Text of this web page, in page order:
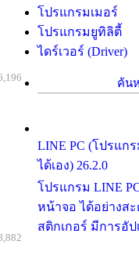
โปรแกรมเมอร์
โปรแกรมยูทิลิตี้
ไดร์เวอร์ (Driver)
ค้น
LINE PC (โปรแก
ได้เอง) 26.2.0
โปรแกรม LINE
หน้าจอ ได้อย่างส
สติกเกอร์ มีการอัป